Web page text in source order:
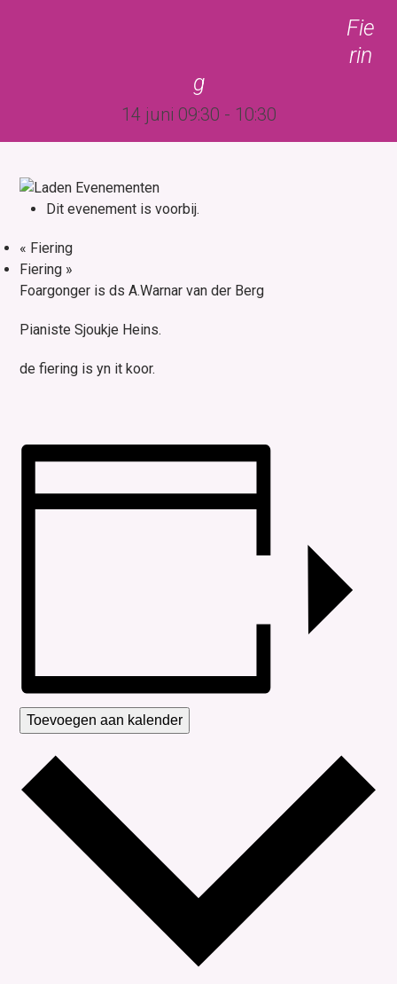
Fie
rin
g
14 juni 09:30 - 10:30
Dit evenement is voorbij.
« Fiering
Fiering »
Foargonger is ds A.Warnar van der Berg
Pianiste Sjoukje Heins.
de fiering is yn it koor.
Toevoegen aan kalender